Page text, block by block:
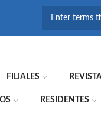
FILIALES
RESIDENTES